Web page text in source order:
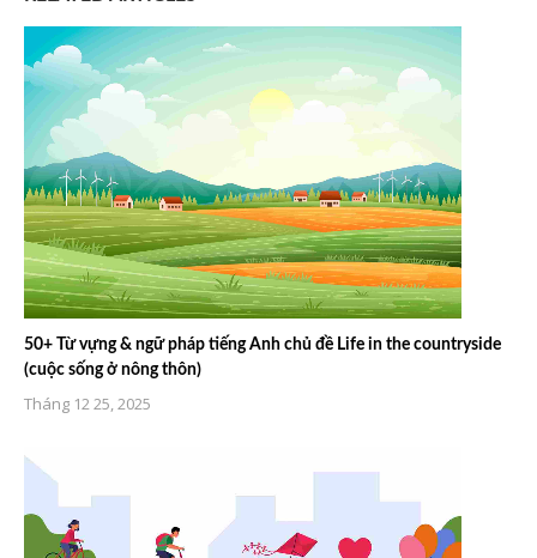
50+ Từ vựng & ngữ pháp tiếng Anh chủ đề Life in the countryside
(cuộc sống ở nông thôn)
Tháng 12 25, 2025